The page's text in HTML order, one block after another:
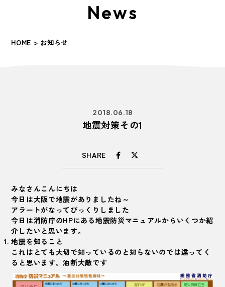
News
HOME > お知らせ
2018.06.18
地震対策その1
SHARE
みなさんこんにちは
今日は大阪で地震がありましたね～
アラートがなってびっくりしました
今日は消防庁のHPにある地震防災マニュアルからいくつか紹
介したいと思います。
地震を知ること
これはとても大切で知っているのと知らないのでは違ってく
ると思います。油断大敵です